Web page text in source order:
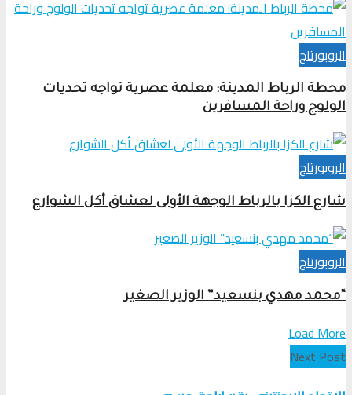
الروبورتاج
محطة الرباط المدينة: معلمة عصرية تواجه تحديات
الولوج وراحة المسافرين
الروبورتاج
شارع الكزا بالرباط الوجهة الأولى لعشاق أكل الشوارع
الروبورتاج
“محمد مهدي بنسعيد” الوزير الصغير
Load More
Next Post